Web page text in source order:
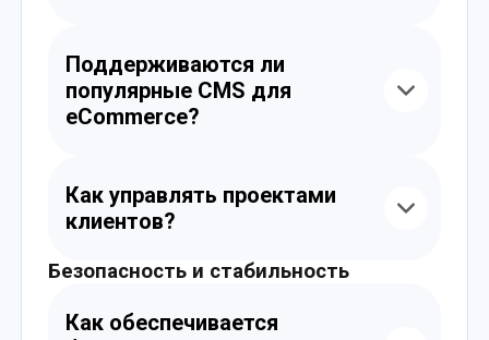
интернет-магазинов и сайтов клиентов,
особенно с использованием панели
управления.
Поддерживаются ли
популярные CMS для
eCommerce?
PrestaShop, WooCommerce и другие CMS.
Вы можете установить их вручную или
через панель.
Как управлять проектами
клиентов?
Вы можете использовать панели,
доступ. Также доступен SFTP, Git и
консольное управление.
Безопасность и стабильность
Как обеспечивается